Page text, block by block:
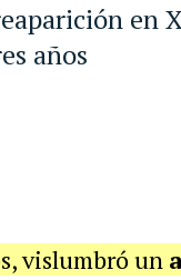
en
años
vislumbró un